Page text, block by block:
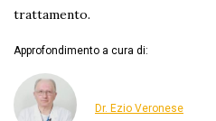
trattamento.
Approfondimento a cura di:
Dr. Ezio Veronese